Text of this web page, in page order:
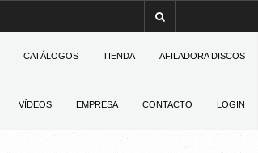
CATÁLOGOS TIENDA AFILADORA DISCOS
VÍDEOS EMPRESA CONTACTO LOGIN